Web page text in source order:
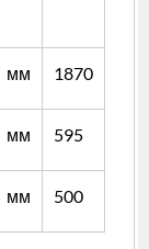
мм 1870
мм 595
мм 500